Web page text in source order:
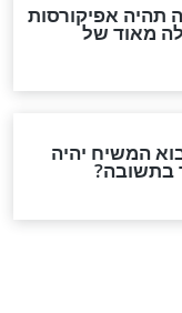
מילואים
טראמפ
ועם הרבה